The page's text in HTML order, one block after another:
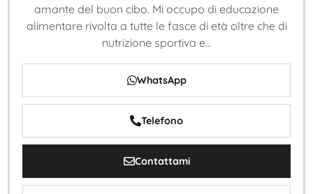
amante del buon cibo. Mi occupo di educazione
alimentare rivolta a tutte le fasce di età oltre che di
nutrizione sportiva e...
WhatsApp
Telefono
Contattami